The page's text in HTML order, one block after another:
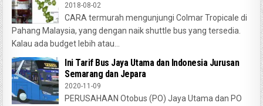
2018-08-02
CARA termurah mengunjungi Colmar Tropicale di
Pahang Malaysia, yang dengan naik shuttle bus yang tersedia.
Kalau ada budget lebih atau...
Ini Tarif Bus Jaya Utama dan Indonesia Jurusan
Semarang dan Jepara
2020-11-09
PERUSAHAAN Otobus (PO) Jaya Utama dan PO